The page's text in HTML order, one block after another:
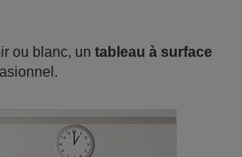
ou blanc, un tableau à surface